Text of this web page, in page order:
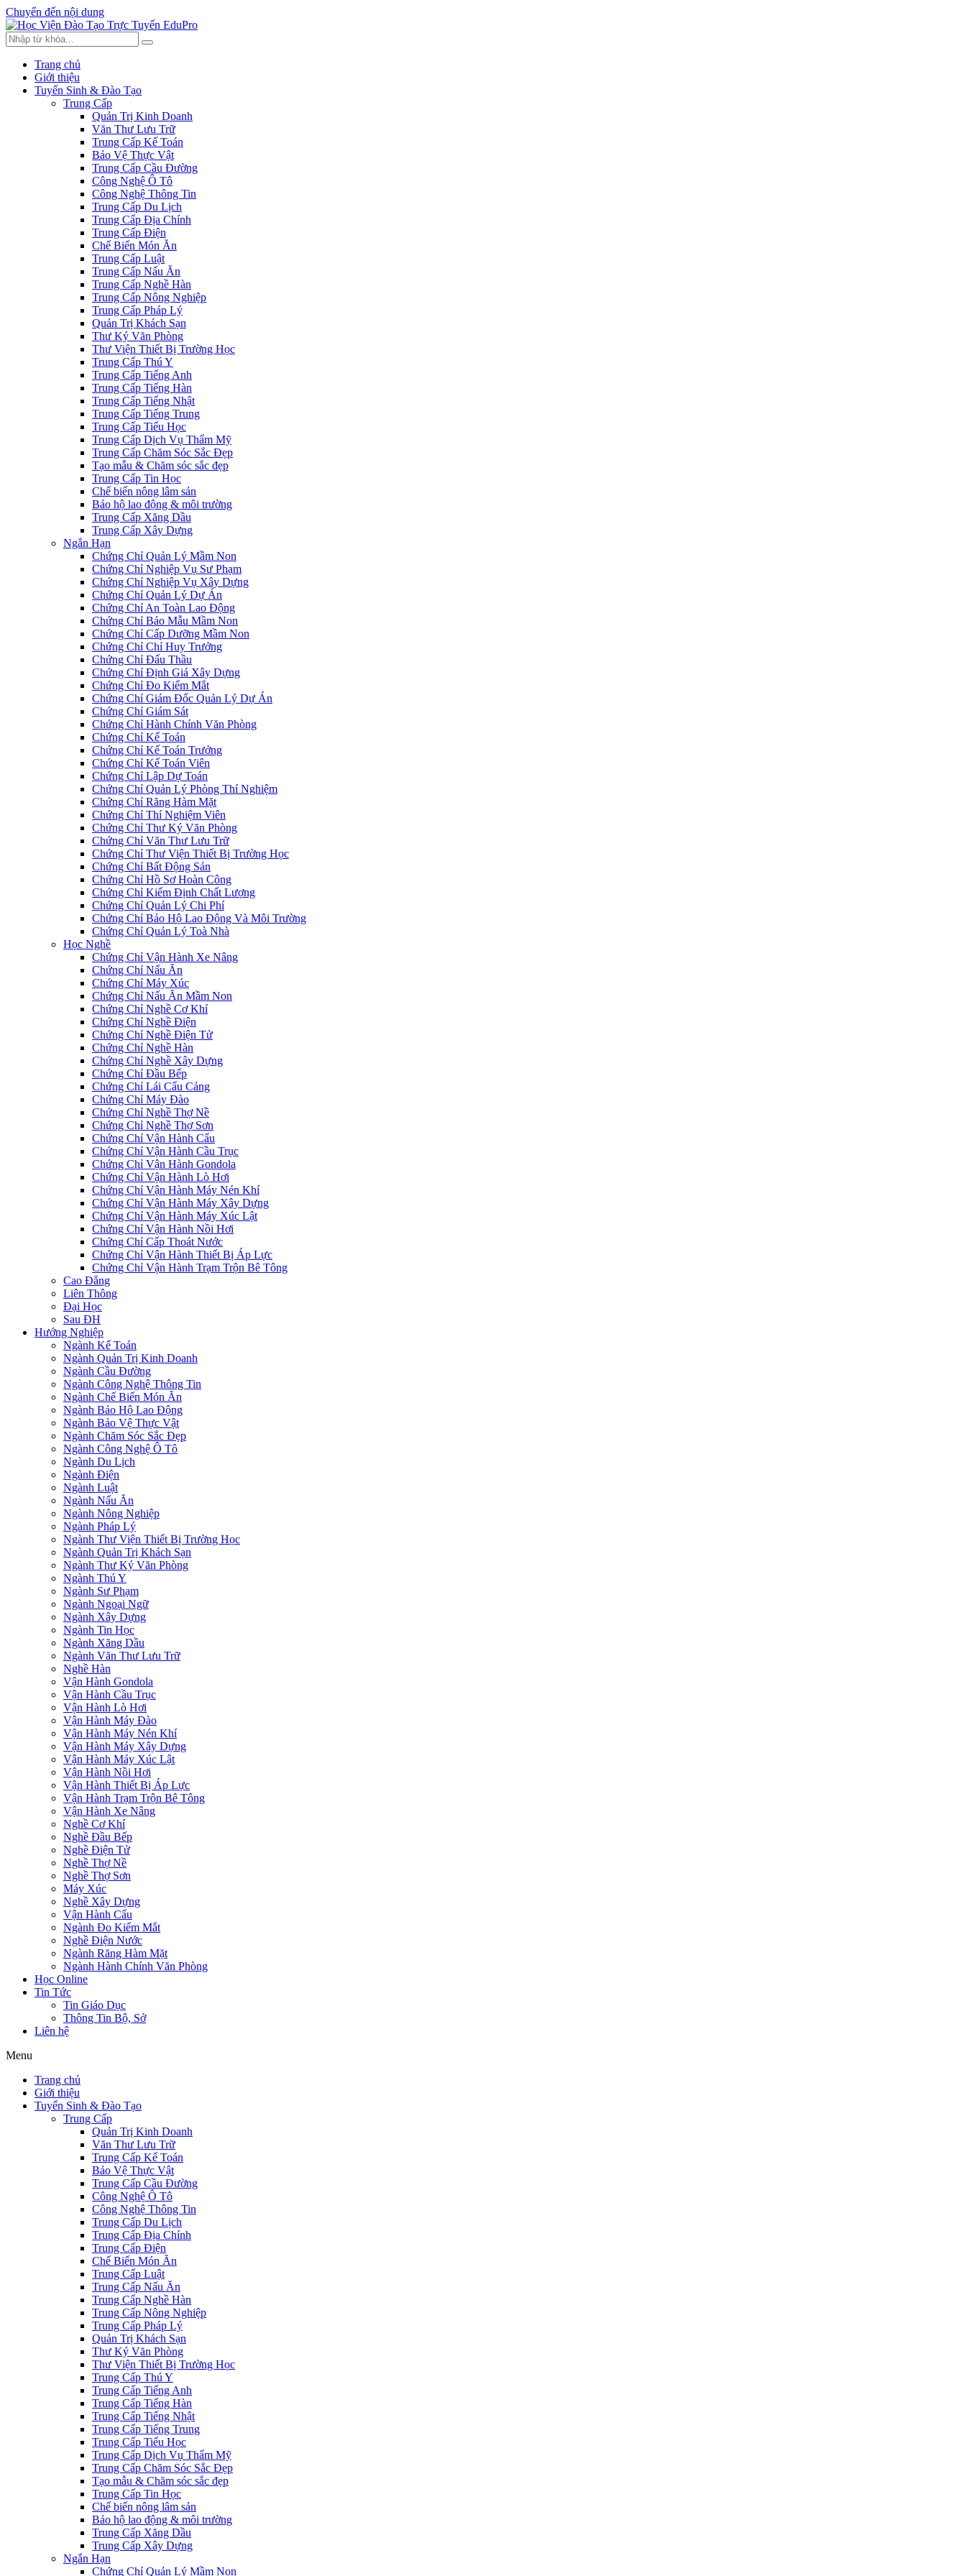
Chuyển đến nội dung
Trang chủ
Giới thiệu
Tuyển Sinh & Đào Tạo
Trung Cấp
Quản Trị Kinh Doanh
Văn Thư Lưu Trữ
Trung Cấp Kế Toán
Bảo Vệ Thực Vật
Trung Cấp Cầu Đường
Công Nghệ Ô Tô
Công Nghệ Thông Tin
Trung Cấp Du Lịch
Trung Cấp Địa Chính
Trung Cấp Điện
Chế Biến Món Ăn
Trung Cấp Luật
Trung Cấp Nấu Ăn
Trung Cấp Nghề Hàn
Trung Cấp Nông Nghiệp
Trung Cấp Pháp Lý
Quản Trị Khách Sạn
Thư Ký Văn Phòng
Thư Viện Thiết Bị Trường Học
Trung Cấp Thú Y
Trung Cấp Tiếng Anh
Trung Cấp Tiếng Hàn
Trung Cấp Tiếng Nhật
Trung Cấp Tiếng Trung
Trung Cấp Tiểu Học
Trung Cấp Dịch Vụ Thẩm Mỹ
Trung Cấp Chăm Sóc Sắc Đẹp
Tạo mẫu & Chăm sóc sắc đẹp
Trung Cấp Tin Học
Chế biến nông lâm sản
Bảo hộ lao động & môi trường
Trung Cấp Xăng Dầu
Trung Cấp Xây Dựng
Ngắn Hạn
Chứng Chỉ Quản Lý Mầm Non
Chứng Chỉ Nghiệp Vụ Sư Phạm
Chứng Chỉ Nghiệp Vụ Xây Dựng
Chứng Chỉ Quản Lý Dự Án
Chứng Chỉ An Toàn Lao Động
Chứng Chỉ Bảo Mẫu Mầm Non
Chứng Chỉ Cấp Dưỡng Mầm Non
Chứng Chỉ Chỉ Huy Trưởng
Chứng Chỉ Đấu Thầu
Chứng Chỉ Định Giá Xây Dựng
Chứng Chỉ Đo Kiểm Mắt
Chứng Chỉ Giám Đốc Quản Lý Dự Án
Chứng Chỉ Giám Sát
Chứng Chỉ Hành Chính Văn Phòng
Chứng Chỉ Kế Toán
Chứng Chỉ Kế Toán Trưởng
Chứng Chỉ Kế Toán Viên
Chứng Chỉ Lập Dự Toán
Chứng Chỉ Quản Lý Phòng Thí Nghiệm
Chứng Chỉ Răng Hàm Mặt
Chứng Chỉ Thí Nghiệm Viên
Chứng Chỉ Thư Ký Văn Phòng
Chứng Chỉ Văn Thư Lưu Trữ
Chứng Chỉ Thư Viện Thiết Bị Trường Học
Chứng Chỉ Bất Động Sản
Chứng Chỉ Hồ Sơ Hoàn Công
Chứng Chỉ Kiểm Định Chất Lượng
Chứng Chỉ Quản Lý Chi Phí
Chứng Chỉ Bảo Hộ Lao Động Và Môi Trường
Chứng Chỉ Quản Lý Toà Nhà
Học Nghề
Chứng Chỉ Vận Hành Xe Nâng
Chứng Chỉ Nấu Ăn
Chứng Chỉ Máy Xúc
Chứng Chỉ Nấu Ăn Mầm Non
Chứng Chỉ Nghề Cơ Khí
Chứng Chỉ Nghề Điện
Chứng Chỉ Nghề Điện Tử
Chứng Chỉ Nghề Hàn
Chứng Chỉ Nghề Xây Dựng
Chứng Chỉ Đầu Bếp
Chứng Chỉ Lái Cẩu Cảng
Chứng Chỉ Máy Đào
Chứng Chỉ Nghề Thợ Nề
Chứng Chỉ Nghề Thợ Sơn
Chứng Chỉ Vận Hành Cẩu
Chứng Chỉ Vận Hành Cầu Trục
Chứng Chỉ Vận Hành Gondola
Chứng Chỉ Vận Hành Lò Hơi
Chứng Chỉ Vận Hành Máy Nén Khí
Chứng Chỉ Vận Hành Máy Xây Dựng
Chứng Chỉ Vận Hành Máy Xúc Lật
Chứng Chỉ Vận Hành Nồi Hơi
Chứng Chỉ Cấp Thoát Nước
Chứng Chỉ Vận Hành Thiết Bị Áp Lực
Chứng Chỉ Vận Hành Trạm Trộn Bê Tông
Cao Đẳng
Liên Thông
Đại Học
Sau ĐH
Hướng Nghiệp
Ngành Kế Toán
Ngành Quản Trị Kinh Doanh
Ngành Cầu Đường
Ngành Công Nghệ Thông Tin
Ngành Chế Biến Món Ăn
Ngành Bảo Hộ Lao Động
Ngành Bảo Vệ Thực Vật
Ngành Chăm Sóc Sắc Đẹp
Ngành Công Nghệ Ô Tô
Ngành Du Lịch
Ngành Điện
Ngành Luật
Ngành Nấu Ăn
Ngành Nông Nghiệp
Ngành Pháp Lý
Ngành Thư Viện Thiết Bị Trường Học
Ngành Quản Trị Khách Sạn
Ngành Thư Ký Văn Phòng
Ngành Thú Y
Ngành Sư Phạm
Ngành Ngoại Ngữ
Ngành Xây Dựng
Ngành Tin Học
Ngành Xăng Dầu
Ngành Văn Thư Lưu Trữ
Nghề Hàn
Vận Hành Gondola
Vận Hành Cầu Trục
Vận Hành Lò Hơi
Vận Hành Máy Đào
Vận Hành Máy Nén Khí
Vận Hành Máy Xây Dựng
Vận Hành Máy Xúc Lật
Vận Hành Nồi Hơi
Vận Hành Thiết Bị Áp Lực
Vận Hành Trạm Trộn Bê Tông
Vận Hành Xe Nâng
Nghề Cơ Khí
Nghề Đầu Bếp
Nghề Điện Tử
Nghề Thợ Nề
Nghề Thợ Sơn
Máy Xúc
Nghề Xây Dựng
Vận Hành Cẩu
Ngành Đo Kiểm Mắt
Nghề Điện Nước
Ngành Răng Hàm Mặt
Ngành Hành Chính Văn Phòng
Học Online
Tin Tức
Tin Giáo Dục
Thông Tin Bộ, Sở
Liên hệ
Menu
Trang chủ
Giới thiệu
Tuyển Sinh & Đào Tạo
Trung Cấp
Quản Trị Kinh Doanh
Văn Thư Lưu Trữ
Trung Cấp Kế Toán
Bảo Vệ Thực Vật
Trung Cấp Cầu Đường
Công Nghệ Ô Tô
Công Nghệ Thông Tin
Trung Cấp Du Lịch
Trung Cấp Địa Chính
Trung Cấp Điện
Chế Biến Món Ăn
Trung Cấp Luật
Trung Cấp Nấu Ăn
Trung Cấp Nghề Hàn
Trung Cấp Nông Nghiệp
Trung Cấp Pháp Lý
Quản Trị Khách Sạn
Thư Ký Văn Phòng
Thư Viện Thiết Bị Trường Học
Trung Cấp Thú Y
Trung Cấp Tiếng Anh
Trung Cấp Tiếng Hàn
Trung Cấp Tiếng Nhật
Trung Cấp Tiếng Trung
Trung Cấp Tiểu Học
Trung Cấp Dịch Vụ Thẩm Mỹ
Trung Cấp Chăm Sóc Sắc Đẹp
Tạo mẫu & Chăm sóc sắc đẹp
Trung Cấp Tin Học
Chế biến nông lâm sản
Bảo hộ lao động & môi trường
Trung Cấp Xăng Dầu
Trung Cấp Xây Dựng
Ngắn Hạn
Chứng Chỉ Quản Lý Mầm Non